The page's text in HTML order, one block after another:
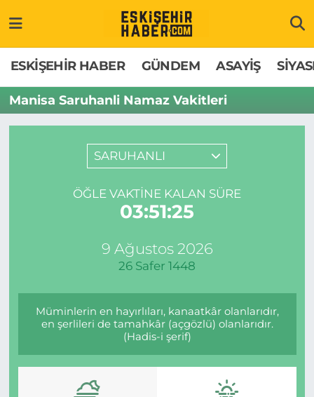
ESKİŞEHİR HABER GÜNDEM ASAYİŞ
Manisa Saruhanli Namaz Vakitleri
SARUHANLI
ÖĞLE VAKTINE KALAN SÜRE
03:51:25
9 Ağustos 2026
26 Safer 1448
Müminlerin en hayırlıları, kanaatkâr olanlarıdır,
en şerlileri de tamahkâr (açgözlü) olanlarıdır.
(Hadis-i şerif)
GÜNDEM
ASAYİŞ
EKONOMİ
SPOR
Hakkımızda
İletişim
Odunpazarı Trafik Yoğunluk Haritası
Süper Lig Puan Durumu ve Fikstür
Tüm Manşetler
Son Dakika Haberleri